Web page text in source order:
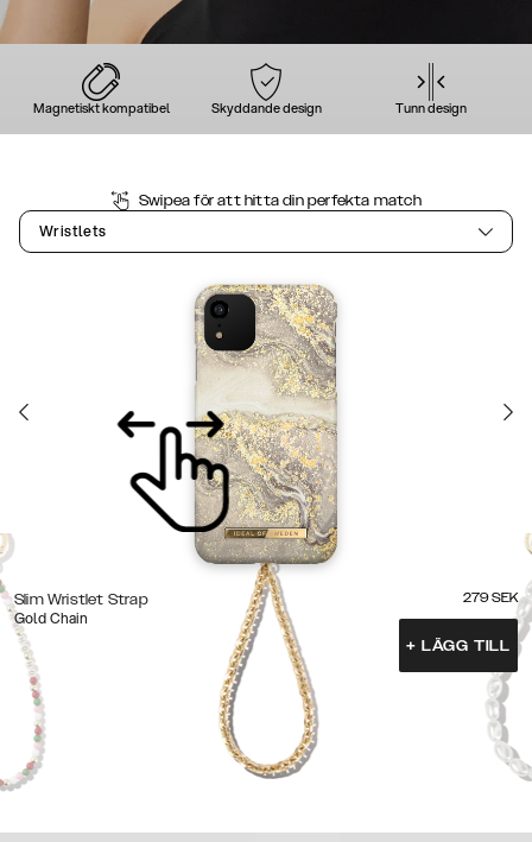
Magnetiskt kompatibel Skyddande design Tunn design
Swipea för att hitta din perfekta match
Wristlets
Slim Wristlet Strap
Gold Chain
279 SEK
+ LÄGG TILL